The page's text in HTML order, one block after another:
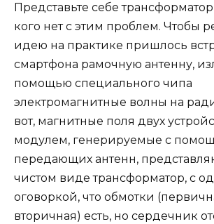
Представьте себе
кого нет с этим проблем. Чтобы
идею на практике пришлось
смартфона рамочную антенну,
помощью специального чипа
электромагнитные волны на
вот, магнитные поля двух
модулем, генерируемые с
передающих антенн,
чистом виде трансформатор, с
оговоркой, что обмотки
вторичная) есть, но сердечник